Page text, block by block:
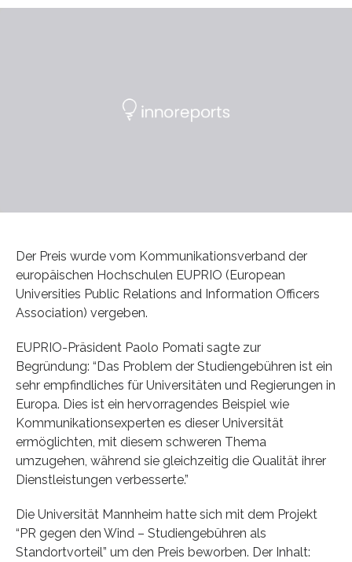
Der Preis wurde vom Kommunikationsverband der
europäischen Hochschulen EUPRIO (European
Universities Public Relations and Information Officers
Association) vergeben.
EUPRIO-Präsident Paolo Pomati sagte zur
Begründung: “Das Problem der Studiengebühren ist ein
sehr empfindliches für Universitäten und Regierungen in
Europa. Dies ist ein hervorragendes Beispiel wie
Kommunikationsexperten es dieser Universität
ermöglichten, mit diesem schweren Thema
umzugehen, während sie gleichzeitig die Qualität ihrer
Dienstleistungen verbesserte.”
Die Universität Mannheim hatte sich mit dem Projekt
“PR gegen den Wind – Studiengebühren als
Standortvorteil” um den Preis beworben. Der Inhalt: